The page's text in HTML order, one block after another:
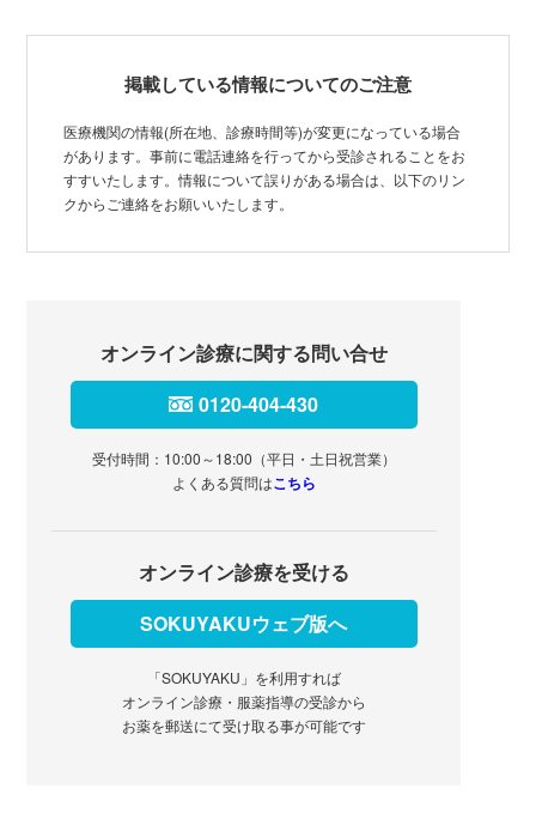
掲載している情報についてのご注意
医療機関の情報(所在地、診療時間等)が変更になっている場合
があります。事前に電話連絡を行ってから受診されることをお
すすいたします。情報について誤りがある場合は、以下のリン
クからご連絡をお願いいたします。
オンライン診療に関する問い合せ
0120-404-430
受付時間：10:00～18:00（平日・土日祝営業）
よくある質問はこちら
オンライン診療を受ける
SOKUYAKUウェブ版へ
「SOKUYAKU」を利用すれば
オンライン診療・服薬指導の受診から
お薬を郵送にて受け取る事が可能です